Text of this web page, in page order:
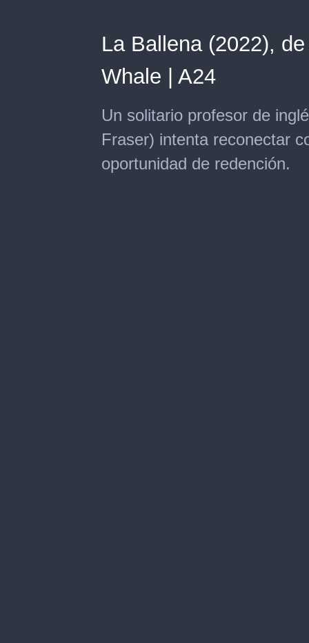
La Ballena (2022),
Whale | A24
Un solitario profesor de
Fraser) intenta reconectar
oportunidad de redención.